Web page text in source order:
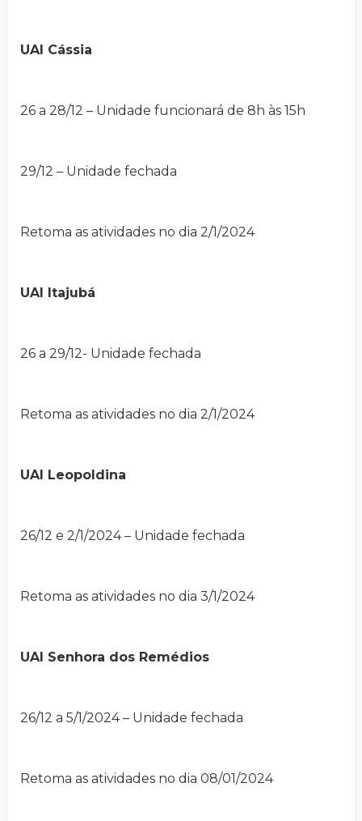
UAI Cássia
26 a 28/12 – Unidade funcionará de 8h às 15h
29/12 – Unidade fechada
Retoma as atividades no dia 2/1/2024
UAI Itajubá
26 a 29/12- Unidade fechada
Retoma as atividades no dia 2/1/2024
UAI Leopoldina
26/12 e 2/1/2024 – Unidade fechada
Retoma as atividades no dia 3/1/2024
UAI Senhora dos Remédios
26/12 a 5/1/2024 – Unidade fechada
Retoma as atividades no dia 08/01/2024